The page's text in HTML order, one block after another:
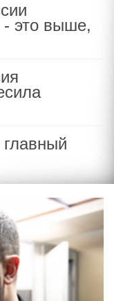
- это выше,